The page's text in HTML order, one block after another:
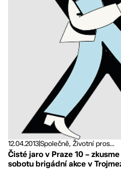
12.04.2013Společně, Životní pros...
Čisté jaro v Praze 10 –
sobotu brigádní akce v